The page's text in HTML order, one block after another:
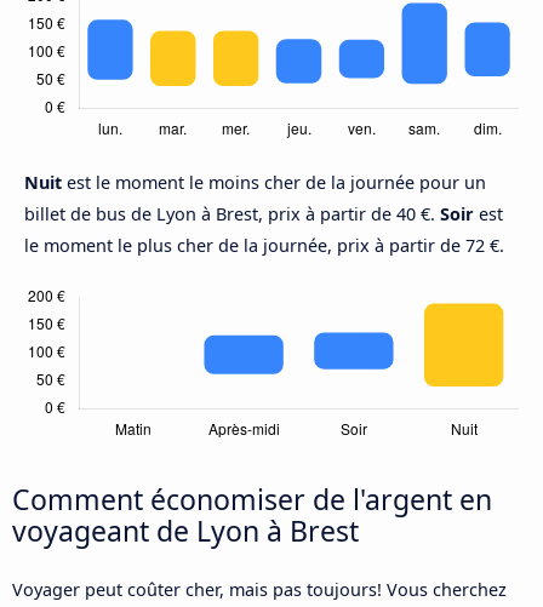
Nuit est le moment le moins cher de la journée pour un
billet de bus de Lyon à Brest, prix à partir de 40 €. Soir est
le moment le plus cher de la journée, prix à partir de 72 €.
Comment économiser de l'argent en
voyageant de Lyon à Brest
Voyager peut coûter cher, mais pas toujours! Vous cherchez